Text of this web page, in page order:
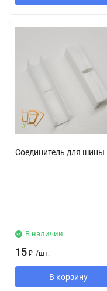
Соединитель для шины
В наличии
15 ₽ /шт.
В корзину